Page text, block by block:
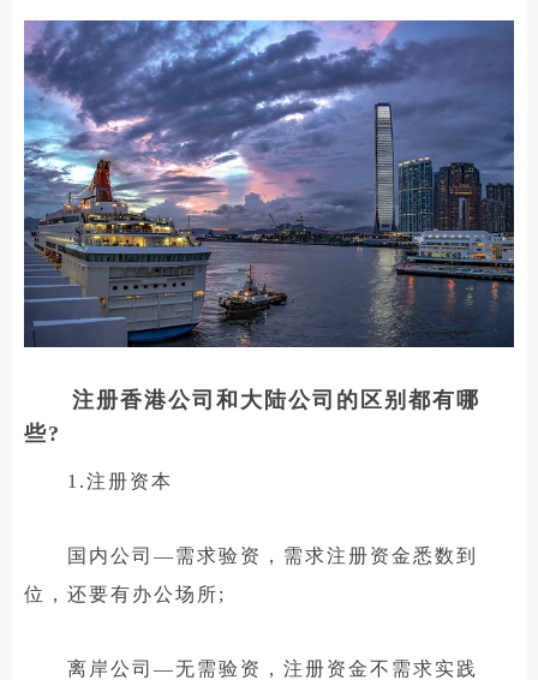
注册香港公司和大陆公司的区别都有哪
些?
1.注册资本
国内公司—需求验资，需求注册资金悉数到
位，还要有办公场所;
离岸公司—无需验资，注册资金不需求实践